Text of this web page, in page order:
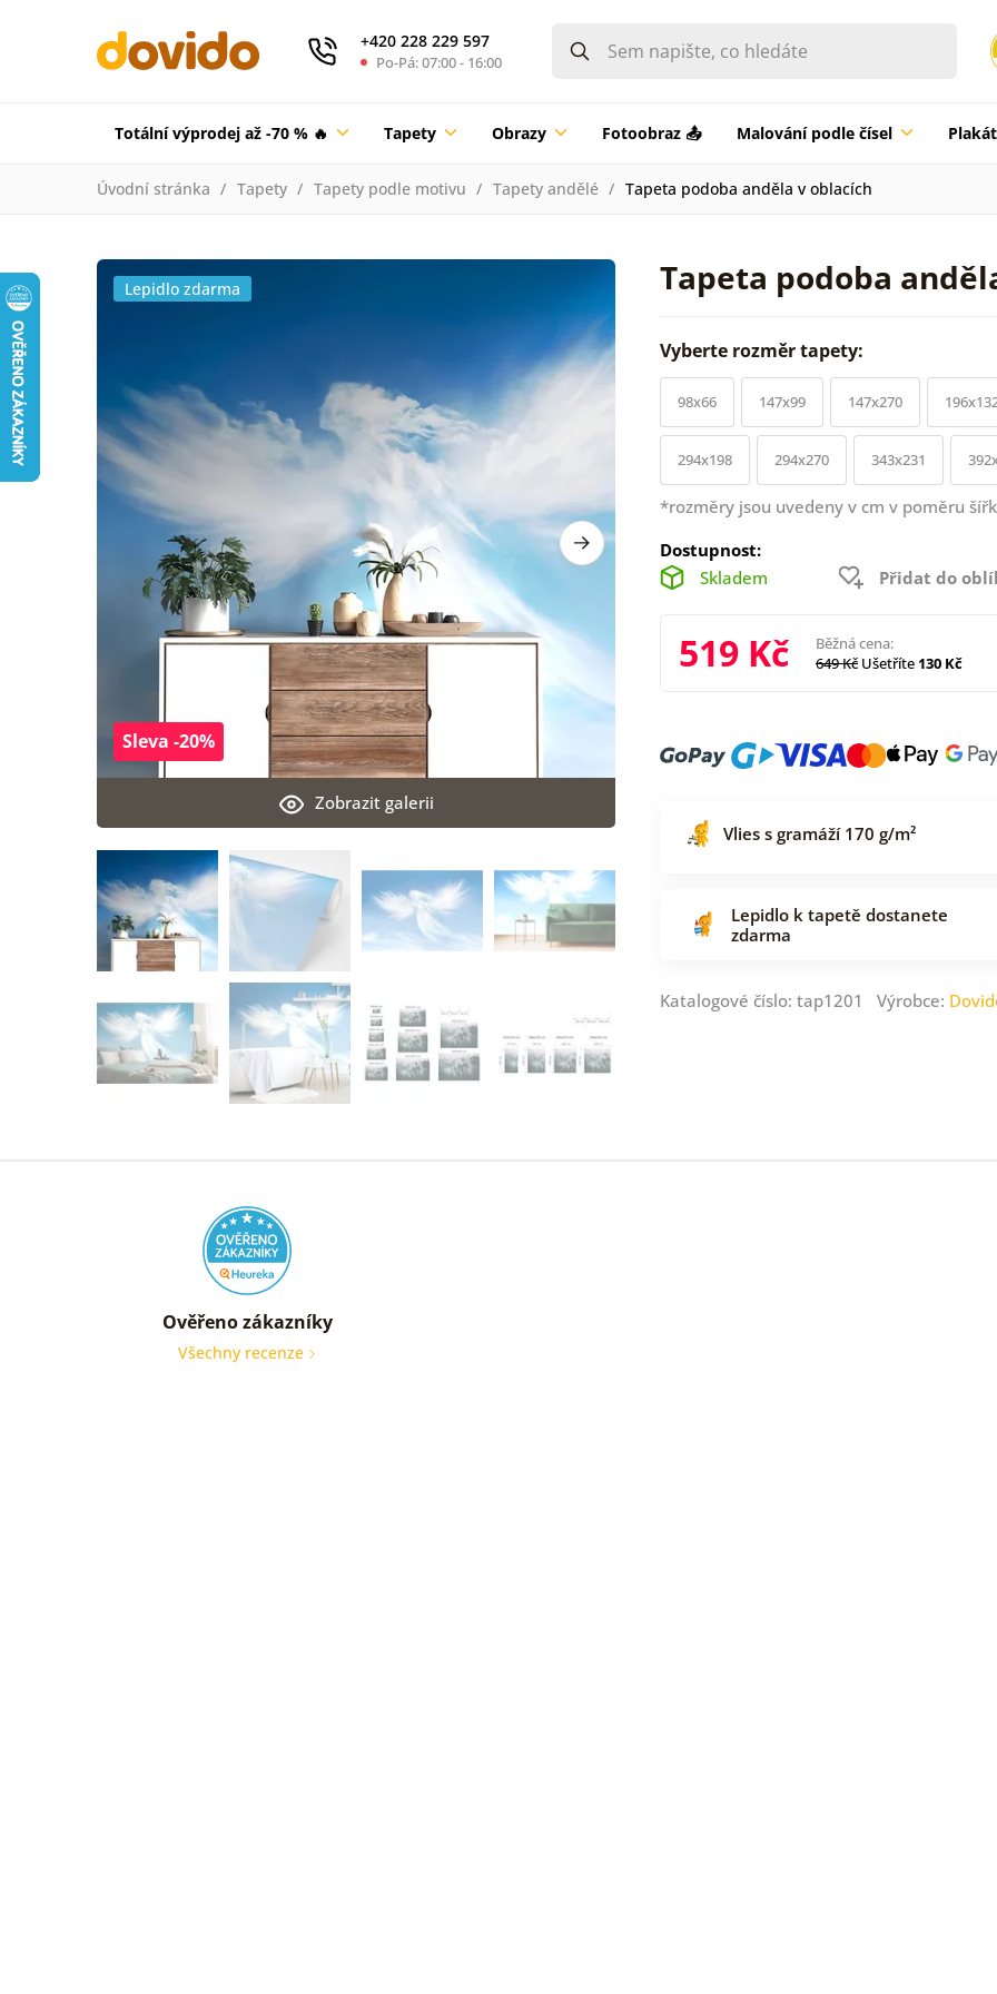
+420 228 229 597
Po-Pá: 07:00 - 16:00
Totální výprodej až -70 % 🔥 Tapety Obrazy Fotoobraz 📤 Malování podle čísel
Úvodní stránka Tapety Tapety podle motivu Tapety andělé Tapeta podoba anděla v oblacích
Tapeta podoba
Zobrazit galerii
Sleva -20%
Lepidlo zdarma
Vyberte rozměr tapety:
98x66 147x99 147x270
294x198 294x270 343x231
*rozměry jsou uvedeny v cm v poměru
Dostupnost:
Skladem
Přidat do
519 Kč
Běžná cena:
649 Kč Ušetříte 130 Kč
Vlies s gramáží 170 g/m²
Lepidlo k tapetě dostanete
zdarma
Katalogové číslo: tap1201 Výrobce:
Ověřeno zákazníky
Všechny recenze